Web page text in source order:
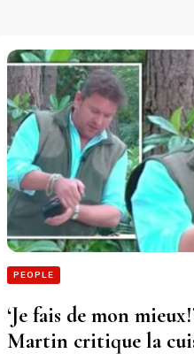
PEOPLE
‘Je fais de mon
Martin critique la